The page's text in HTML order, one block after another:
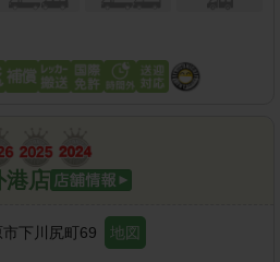
港店
下川尻町69 地図